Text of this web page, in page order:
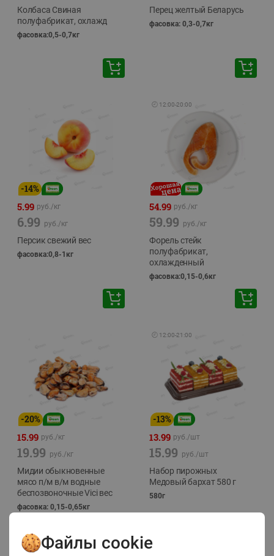
Колбаса Свиная
полуфабрикат, охлажд
фасовка:0,5-0,7кг
Перец желтый Беларусь
фасовка: 0,3-0,7кг
-14%
5.99 руб./кг
6.99 руб./кг
Персик свежий вес
фасовка:0,8-1кг
🕘 12:00-20:00
54.99 руб./кг
59.99 руб./кг
Форель стейк
полуфабрикат,
охлажденный
фасовка:0,15-0,6кг
-20%
15.99 руб./кг
19.99 руб./кг
Мидии обыкновенные
мясо п/м в/м водные
беспозвоночные Vici вес
фасовка: 0,15-0,65кг
🕘 12:00-21:00
-13%
13.99 руб./шт
15.99 руб./шт
Набор пирожных
Медовый бархат 580 г
580г
Файлы cookie